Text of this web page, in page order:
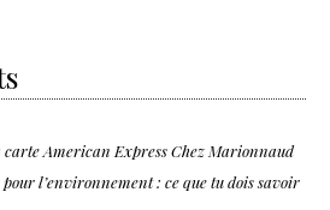
carte American Express Chez Marionnaud
pour l’environnement : ce que tu dois savoir